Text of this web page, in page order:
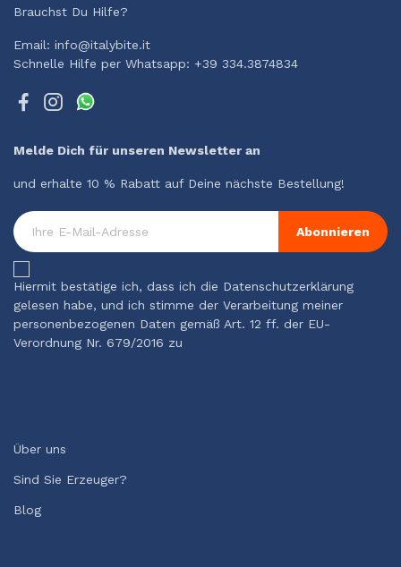
Brauchst Du Hilfe?
Email: info@italybite.it
Schnelle Hilfe per Whatsapp: +39 334.3874834
Melde Dich für unseren Newsletter an
und erhalte 10 % Rabatt auf Deine nächste Bestellung!
Abonnieren
Hiermit bestätige ich, dass ich die Datenschutzerklärung
gelesen habe, und ich stimme der Verarbeitung meiner
personenbezogenen Daten gemäß Art. 12 ff. der EU-
Verordnung Nr. 679/2016 zu
Über uns
Sind Sie Erzeuger?
Blog